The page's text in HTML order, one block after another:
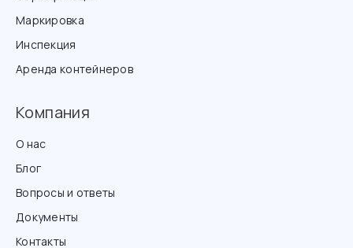
Маркировка
Инспекция
Аренда контейнеров
Компания
О нас
Блог
Вопросы и ответы
Документы
Контакты